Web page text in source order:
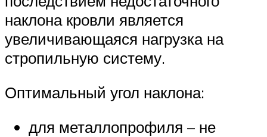
наклона кровли является
увеличивающаяся нагрузка на
стропильную систему.
Оптимальный угол наклона:
для металлопрофиля – не